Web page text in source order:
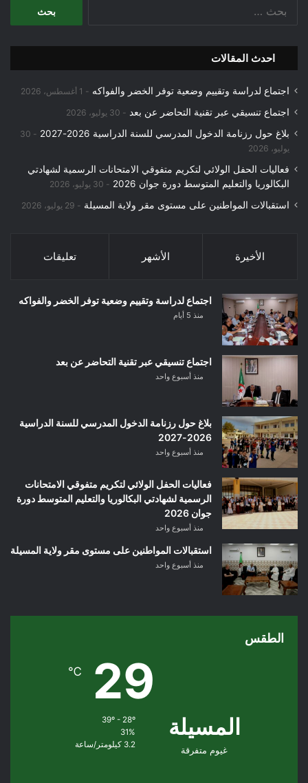
احدث المقالات
اجتماع لدراسة وتقييم وضعية توفر الخضر والفواكه 1 أغسطس، 2026
اجتماع تنسيقي عبر تقنية التحاضر عن بعد 30 يوليو، 2026
بلاغ حول رزنامة الدخول المدرسي للسنة الدراسية 2026-2027
30
يوليو، 2026
فعاليات الحفل الولائي لتكريم متفوقي الامتحانات الرسمية لشهادتي
البكالوريا والتعليم المتوسط دورة جوان 2026
30 يوليو، 2026
استقبالات المواطنين على مستوى مقر ولاية المسيلة 29 يوليو، 2026
الأخيرة الأشهر تعليقات
اجتماع لدراسة وتقييم وضعية توفر الخضر والفواكه
منذ 5 أيام
اجتماع تنسيقي عبر تقنية التحاضر عن بعد
منذ أسبوع واحد
بلاغ حول رزنامة الدخول المدرسي للسنة الدراسية
2026-2027
منذ أسبوع واحد
فعاليات الحفل الولائي لتكريم متفوقي الامتحانات
الرسمية لشهادتي البكالوريا والتعليم المتوسط دورة
جوان 2026
منذ أسبوع واحد
استقبالات المواطنين على مستوى مقر ولاية المسيلة
منذ أسبوع واحد
الطقس
المسيلة
غيوم متفرقة
29
℃
39º - 28º
31%
3.2 كيلومتر/ساعة